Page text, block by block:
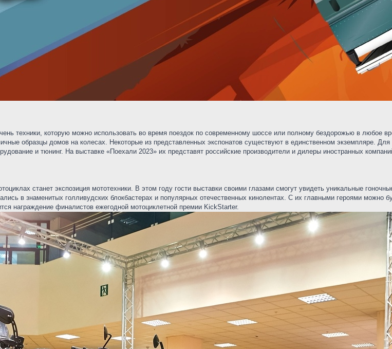
техники, которую можно использовать во время поездок по современному шоссе или полному бездорожью в любое
образцы домов на колесах. Некоторые из представленных экспонатов существуют в единственном экземпляре.
и тюнинг. На выставке «Поехали 2023» их представят российские производители и дилеры иностранных
станет экспозиция мототехники. В этом году гости выставки своими глазами смогут увидеть уникальные
в знаменитых голливудских блокбастерах и популярных отечественных кинолентах. С их главными героями можно
награждение финалистов ежегодной мотоциклетной премии KickStarter.